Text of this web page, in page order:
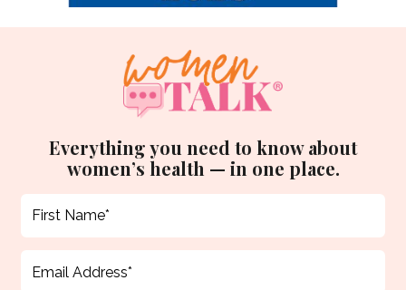
Everything you need to know about
women’s health — in one place.